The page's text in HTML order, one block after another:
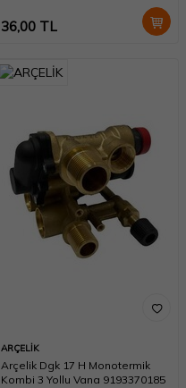
36,00 TL
ARÇELİK
Arçelik Dgk 17 H Monotermik
Kombi 3 Yollu Vana 9193370185